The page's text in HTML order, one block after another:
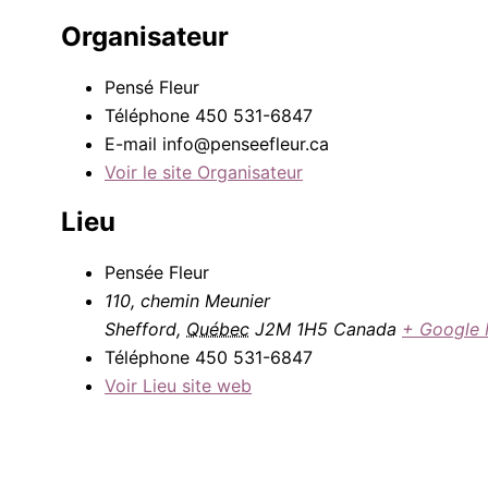
Organisateur
Pensé Fleur
Téléphone 450 531-6847
E-mail info@penseefleur.ca
Voir le site Organisateur
Lieu
Pensée Fleur
110, chemin Meunier
Shefford, Québec J2M 1H5 Canada + Google
Téléphone 450 531-6847
Voir Lieu site web